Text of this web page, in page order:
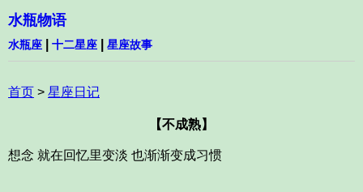
水瓶物语
水瓶座 十二星座 星座故事
首页 > 星座日记
【不成熟】
想念 就在回忆里变淡 也渐渐变成习惯